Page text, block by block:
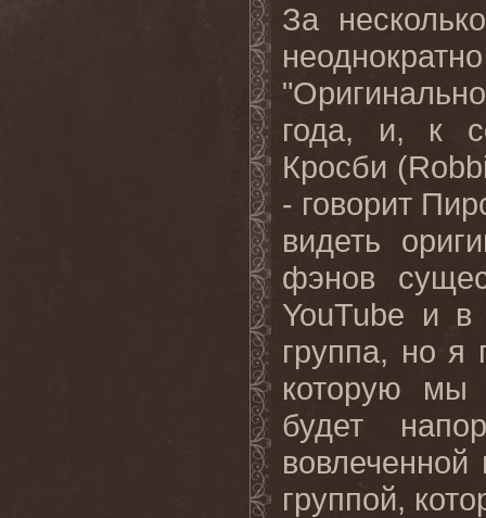
За
года, и, к
Кросби
- говорит
видеть
фэнов
YouTube и в
группа, но я
которую мы
будет
группой,